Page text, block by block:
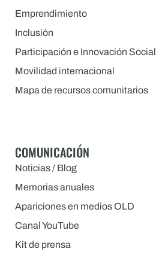
Emprendimiento
Inclusión
Participación e Innovación Social
Movilidad internacional
Mapa de recursos comunitarios
COMUNICACIÓN
Noticias / Blog
Memorias anuales
Apariciones en medios OLD
Canal YouTube
Kit de prensa